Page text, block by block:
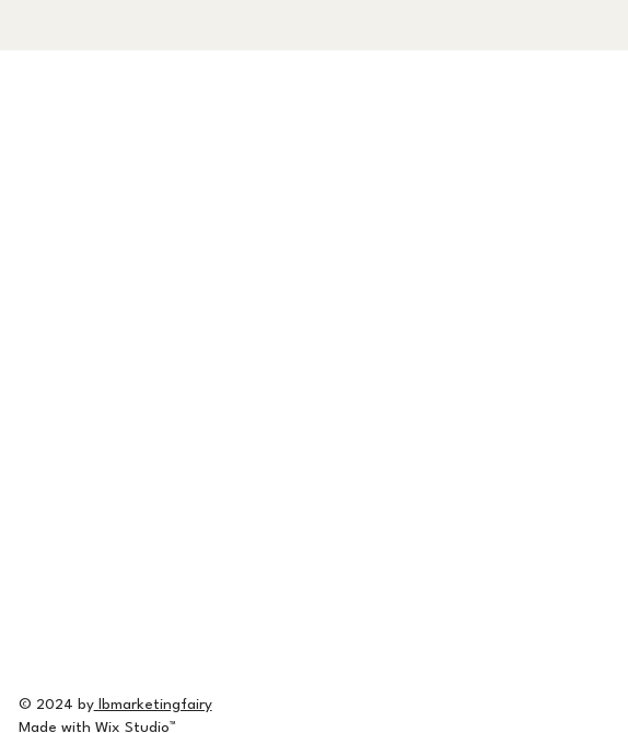
© 2024 bylbmarketingfairy
Made with Wix Studio™